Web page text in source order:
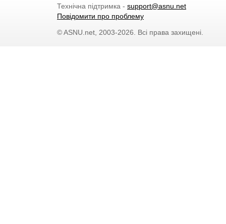
Технічна підтримка - support@asnu.net
Повідомити про проблему
© ASNU.net, 2003-2026. Всі права захищені.